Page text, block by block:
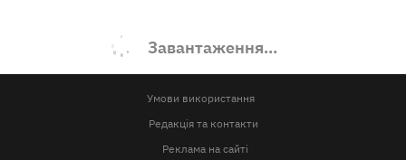
Завантаження...
Умови використання
Редакція та контакти
Реклама на сайті